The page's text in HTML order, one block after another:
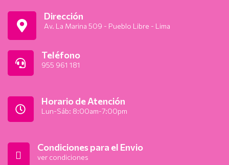
Dirección
Av. La Marina 509 - Pueblo Libre - Lima
Teléfono
955 961 181
Horario de Atención
Lun-Sáb: 8:00am-7:00pm
Condiciones para el Envio
ver condiciones